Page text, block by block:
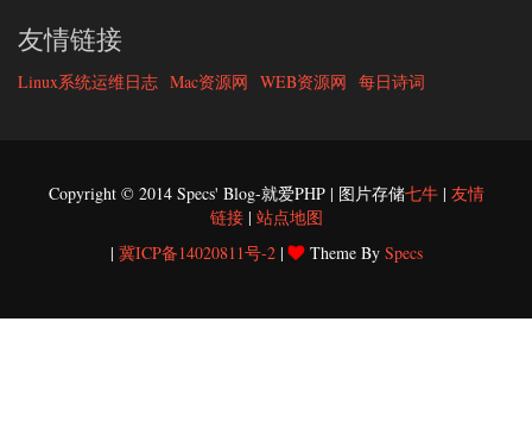
友情链接
Linux系统运维日志 Mac资源网 WEB资源网 每日诗词
Copyright © 2014 Specs' Blog-就爱PHP | 图片存储七牛| 友情
链接| 站点地图
| 冀ICP备14020811号-2| Theme By Specs